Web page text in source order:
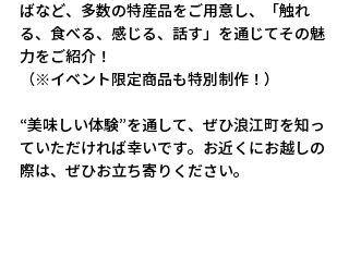
ばなど、多数の特産品をご用意し、「触れ
る、食べる、感じる、話す」を通じてその魅
力をご紹介！
（※イベント限定商品も特別制作！）
“美味しい体験”を通して、ぜひ浪江町を知っ
ていただければ幸いです。 お近くにお越しの
際は、ぜひお立ち寄りください。